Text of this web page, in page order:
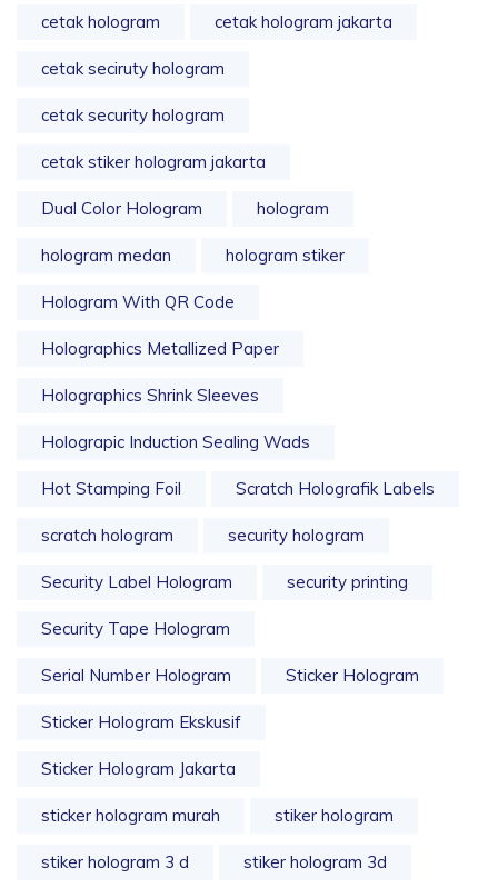
cetak hologram cetak hologram jakarta
cetak seciruty hologram
cetak security hologram
cetak stiker hologram jakarta
Dual Color Hologram hologram
hologram medan hologram stiker
Hologram With QR Code
Holographics Metallized Paper
Holographics Shrink Sleeves
Holograpic Induction Sealing Wads
Hot Stamping Foil Scratch Holografik Labels
scratch hologram security hologram
Security Label Hologram security printing
Security Tape Hologram
Serial Number Hologram Sticker Hologram
Sticker Hologram Ekskusif
Sticker Hologram Jakarta
sticker hologram murah stiker hologram
stiker hologram 3 d stiker hologram 3d